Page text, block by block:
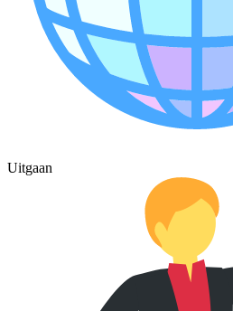
Uitgaan